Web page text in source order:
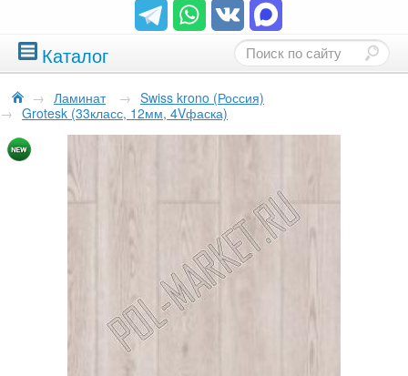
Каталог
→ Ламинат → Swiss krono (Россия)
→ Grotesk (33класс, 12мм, 4Vфаска)